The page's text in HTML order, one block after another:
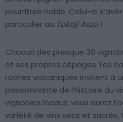
pourriture noble. Celui-ci
particulier au Tokaji Aszú !
Chacun des presque 30
et ses propres cépages. Les
roches volcaniques invitent à
passionnante de l’histoire du
vignobles locaux, vous aurez
variété de vins secs et